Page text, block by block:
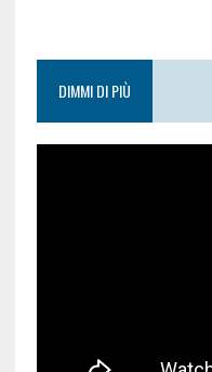
DIMMI DI PIÙ